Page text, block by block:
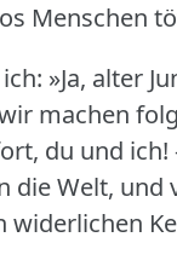
Menschen
»Ja, alter
machen
du und ich!
die Welt, und
widerlichen